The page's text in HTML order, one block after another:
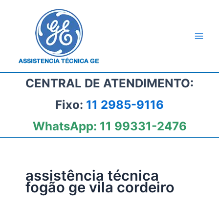
CENTRAL DE ATENDIMENTO:
Fixo: 11 2985-9116
WhatsApp: 11 99331-2476
assistência técnica
fogão ge vila cordeiro